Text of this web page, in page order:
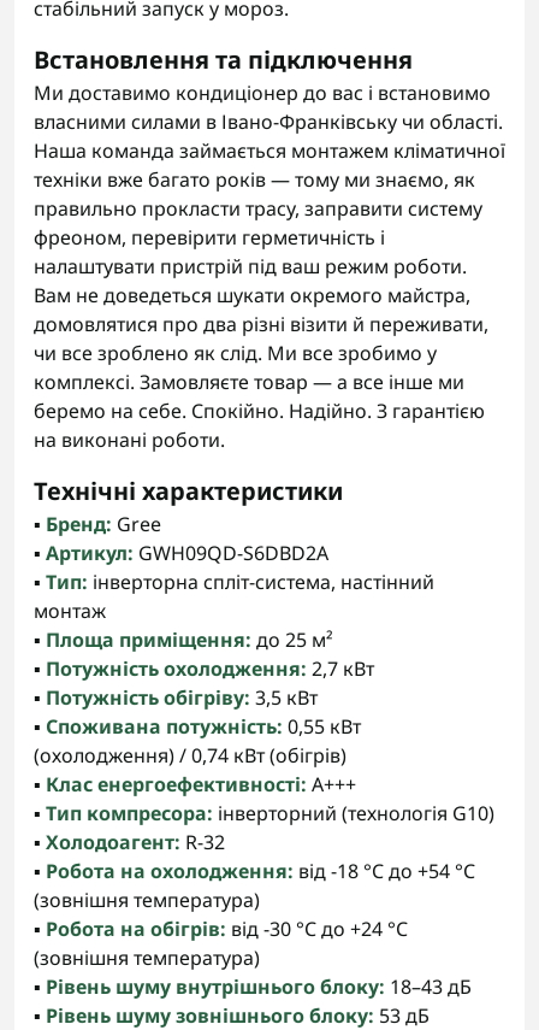
стабільний запуск у мороз.
Встановлення та підключення
Ми доставимо кондиціонер до вас і встановимо
власними силами в Івано-Франківську чи області.
Наша команда займається монтажем кліматичної
техніки вже багато років — тому ми знаємо, як
правильно прокласти трасу, заправити систему
фреоном, перевірити герметичність і
налаштувати пристрій під ваш режим роботи.
Вам не доведеться шукати окремого майстра,
домовлятися про два різні візити й переживати,
чи все зроблено як слід. Ми все зробимо у
комплексі. Замовляєте товар — а все інше ми
беремо на себе. Спокійно. Надійно. З гарантією
на виконані роботи.
Технічні характеристики
▪️ Бренд: Gree
▪️ Артикул: GWH09QD-S6DBD2A
▪️ Тип: інверторна спліт-система, настінний
монтаж
▪️ Площа приміщення: до 25 м²
▪️ Потужність охолодження: 2,7 кВт
▪️ Потужність обігріву: 3,5 кВт
▪️ Споживана потужність: 0,55 кВт
(охолодження) / 0,74 кВт (обігрів)
▪️ Клас енергоефективності: A+++
▪️ Тип компресора: інверторний (технологія G10)
▪️ Холодоагент: R-32
▪️ Робота на охолодження: від -18 °C до +54 °C
(зовнішня температура)
▪️ Робота на обігрів: від -30 °C до +24 °C
(зовнішня температура)
▪️ Рівень шуму внутрішнього блоку: 18–43 дБ
▪️ Рівень шуму зовнішнього блоку: 53 дБ